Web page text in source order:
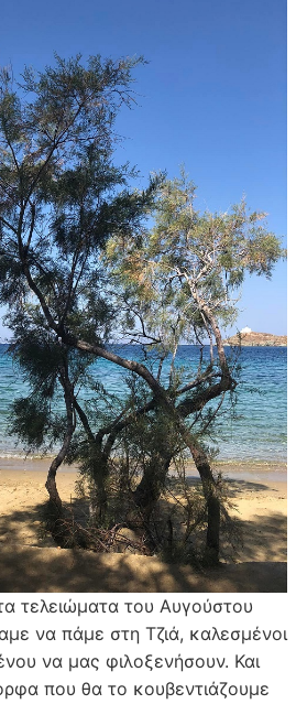
τελειώματα του Αυγούστου
να πάμε στη Τζιά, καλεσμένοι
να μας φιλοξενήσουν. Και
που θα το κουβεντιάζουμε